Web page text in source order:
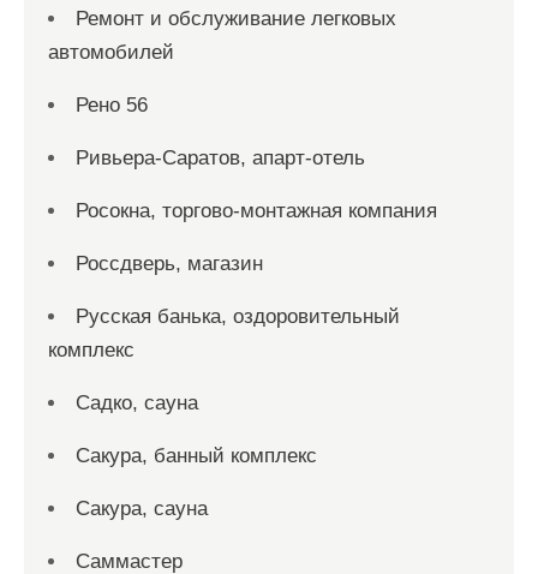
Ремонт и обслуживание легковых
автомобилей
Рено 56
Ривьера-Саратов, апарт-отель
Росокна, торгово-монтажная компания
Россдверь, магазин
Русская банька, оздоровительный
комплекс
Садко, сауна
Сакура, банный комплекс
Сакура, сауна
Саммастер